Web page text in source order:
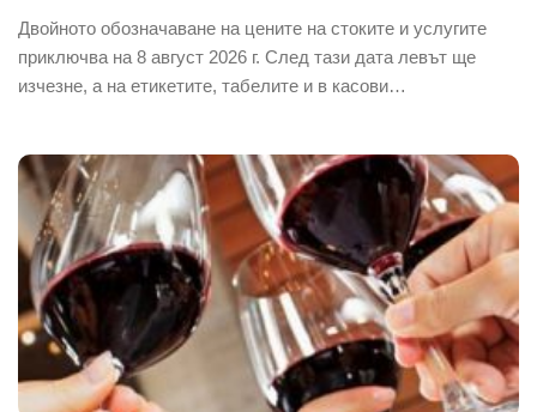
Двойното обозначаване на цените на стоките и услугите
приключва на 8 август 2026 г. След тази дата левът ще
изчезне, а на етикетите, табелите и в касови…